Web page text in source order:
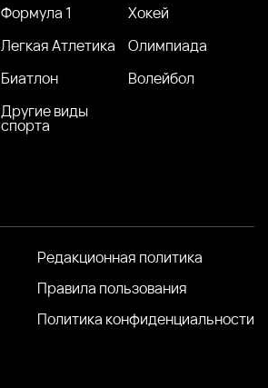
Формула 1
Хокей
Легкая Атлетика
Олимпиада
Биатлон
Волейбол
Другие виды
спорта
Редакционная политика
Правила пользования
Политика конфиденциальности